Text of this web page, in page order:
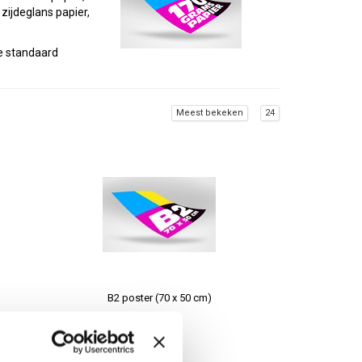
papier,
standaard
oplage
Poster
Meest bekeken 24
B2 poster (70 x 50 cm)
€5,70